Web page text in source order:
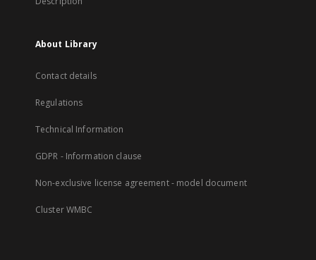
About Library
Contact details
Regulations
Technical Information
GDPR - Information clause
Non-exclusive license agreement - model document
Cluster WMBC